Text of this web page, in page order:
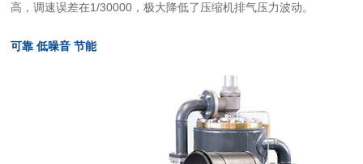
高，调速误差在1/30000，极大降低了压缩机排气压力波动。
可靠 低噪音 节能